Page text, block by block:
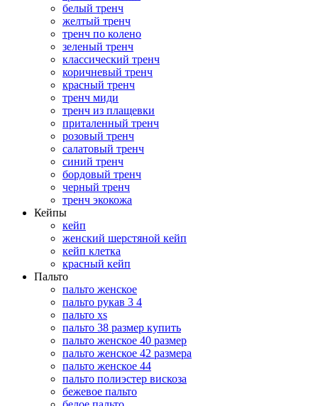
белый тренч
желтый тренч
тренч по колено
зеленый тренч
классический тренч
коричневый тренч
красный тренч
тренч миди
тренч из плащевки
приталенный тренч
розовый тренч
салатовый тренч
синий тренч
бордовый тренч
черный тренч
тренч экокожа
Кейпы
кейп
женский шерстяной кейп
кейп клетка
красный кейп
Пальто
пальто женское
пальто рукав 3 4
пальто xs
пальто 38 размер купить
пальто женское 40 размер
пальто женское 42 размера
пальто женское 44
пальто полиэстер вискоза
бежевое пальто